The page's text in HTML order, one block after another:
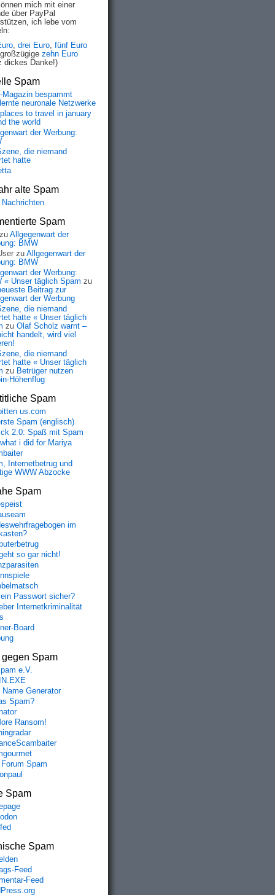
mich mit einer
über PayPal
ich lebe vom
, drei Euro, fünf Euro
zehn Euro
dickes Danke!)
Spam
Magazin bespammt
neuronale Netzwerke
to travel in january
the world
der Werbung:
die niemand
hatte
alte Spam
Nachrichten
Spam
zu Allgegenwart der
BMW
zu Allgegenwart der
BMW
der Werbung:
« Unser täglich Spam zu
Beitrag zur
der Werbung
die niemand
hatte « Unser täglich
zu Olaf Scholz warnt –
handelt, wird viel
die niemand
hatte « Unser täglich
zu Betrüger nutzen
Höhenflug
Spam
us.com
Spam (englisch)
2.0: Spaß mit Spam
what i did for Mariya
Internetbetrug und
WWW Abzocke
Spam
im
so gar nicht!
Passwort sicher?
Internetkriminalität
Board
gegen Spam
e.V.
Name Generator
Spam?
Ransom!
Spam
Spam
Spam
Feed
Feed